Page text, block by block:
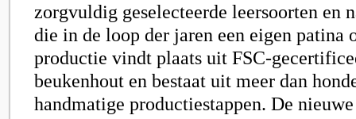
zorgvuldig geselecteerde leersoorten en
die in de loop der jaren een eigen patina
productie vindt plaats uit FSC-
beukenhout en bestaat uit meer dan
handmatige productiestappen. De